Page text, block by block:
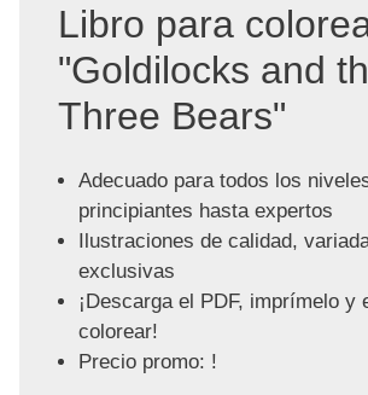
Libro para
"Goldilocks and
Three Bears"
Adecuado para todos los
principiantes hasta expertos
Ilustraciones de calidad,
exclusivas
¡Descarga el PDF, imprímelo y
colorear!
Precio promo: !